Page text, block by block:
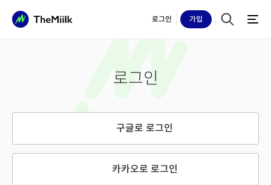
로그인 가입
로그인
구글로 로그인
카카오로 로그인